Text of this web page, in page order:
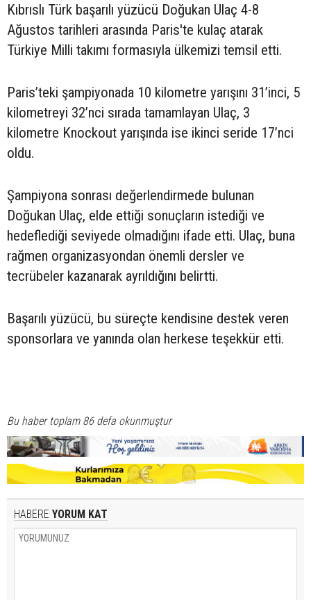
Kıbrıslı Türk başarılı yüzücü Doğukan Ulaç 4-8
Ağustos tarihleri arasında Paris'te kulaç atarak
Türkiye Milli takımı formasıyla ülkemizi temsil etti.
Paris’teki şampiyonada 10 kilometre yarışını 31’inci, 5
kilometreyi 32’nci sırada tamamlayan Ulaç, 3
kilometre Knockout yarışında ise ikinci seride 17’nci
oldu.
Şampiyona sonrası değerlendirmede bulunan
Doğukan Ulaç, elde ettiği sonuçların istediği ve
hedeflediği seviyede olmadığını ifade etti. Ulaç, buna
rağmen organizasyondan önemli dersler ve
tecrübeler kazanarak ayrıldığını belirtti.
Başarılı yüzücü, bu süreçte kendisine destek veren
sponsorlara ve yanında olan herkese teşekkür etti.
Bu haber toplam 86 defa okunmuştur
HABERE YORUM KAT